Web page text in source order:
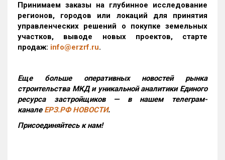
Принимаем заказы на глубинное исследование
регионов, городов или локаций для принятия
управленческих решений о покупке земельных
участков, выводе новых проектов, старте
продаж: info@erzrf.ru.
Еще больше оперативных новостей рынка
строительства МКД и уникальной аналитики Единого
ресурса застройщиков — в нашем телеграм-
канале ЕРЗ.РФ НОВОСТИ.
Присоединяйтесь к нам!